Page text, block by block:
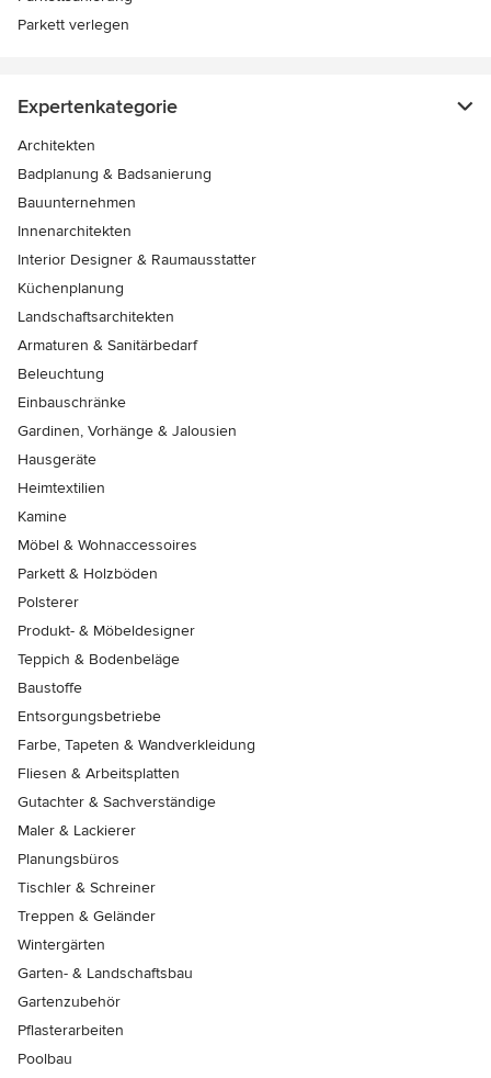
Parkett verlegen
Expertenkategorie
Architekten
Badplanung & Badsanierung
Bauunternehmen
Innenarchitekten
Interior Designer & Raumausstatter
Küchenplanung
Landschaftsarchitekten
Armaturen & Sanitärbedarf
Beleuchtung
Einbauschränke
Gardinen, Vorhänge & Jalousien
Hausgeräte
Heimtextilien
Kamine
Möbel & Wohnaccessoires
Parkett & Holzböden
Polsterer
Produkt- & Möbeldesigner
Teppich & Bodenbeläge
Baustoffe
Entsorgungsbetriebe
Farbe, Tapeten & Wandverkleidung
Fliesen & Arbeitsplatten
Gutachter & Sachverständige
Maler & Lackierer
Planungsbüros
Tischler & Schreiner
Treppen & Geländer
Wintergärten
Garten- & Landschaftsbau
Gartenzubehör
Pflasterarbeiten
Poolbau